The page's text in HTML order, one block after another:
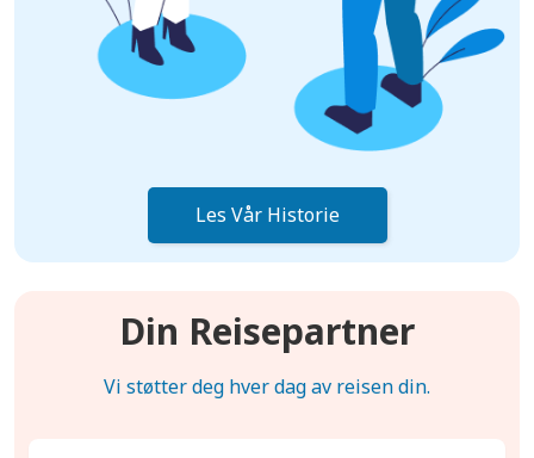
Les Vår Historie
Din Reisepartner
Vi støtter deg hver dag av reisen din.